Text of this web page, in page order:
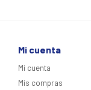
Mi cuenta
Mi cuenta
Mis compras